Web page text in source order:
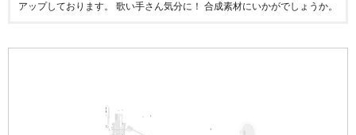
アップしております。 歌い手さん気分に！ 合成素材にいかがでしょうか。